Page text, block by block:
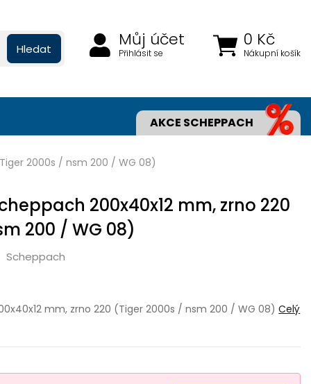
0 Kč
Nákupní košík
Můj účet
Přihlásit se
Hledat
AKCE SCHEPPACH
2000s / nsm 200 / WG 08)
200x40x12 mm, zrno 220
200 / WG 08)
Scheppach
mm, zrno 220 (Tiger 2000s / nsm 200 / WG 08)Celý